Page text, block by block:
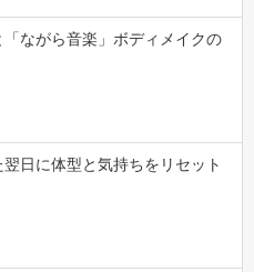
ながら音楽」ボディメイクの
日に体型と気持ちをリセット